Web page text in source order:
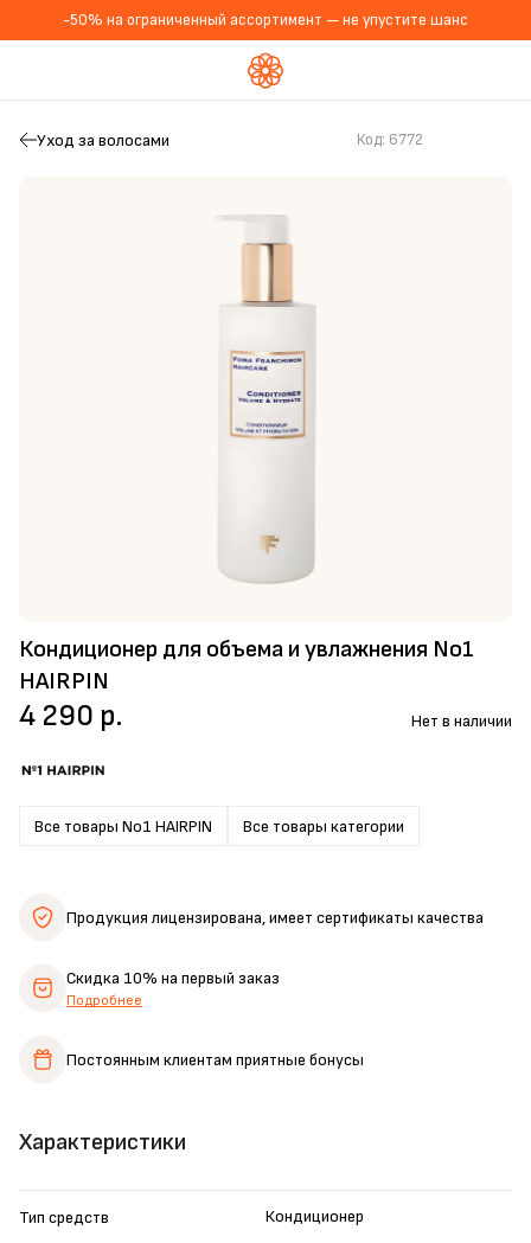
-50% на ограниченный ассортимент — не упустите шанс
Уход за волосами
Кондиционер для объема и увлажнения No1
HAIRPIN
Код: 6772
Все товары No1 HAIRPIN Все товары категории
4 290 р. Нет в наличии
Характеристики
Тип средств Кондиционер
Продукция лицензирована,имеет сертификаты качества
Скидка 10% на первый заказ
Подробнее
Постоянным клиентам приятные бонусы